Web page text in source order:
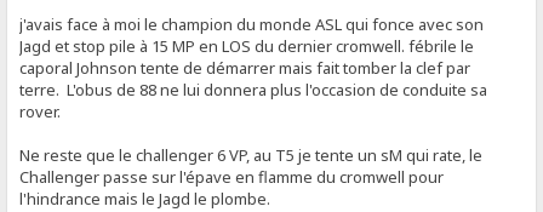
j'avais face à moi le champion du monde ASL qui fonce avec son
Jagd et stop pile à 15 MP en LOS du dernier cromwell. fébrile le
caporal Johnson tente de démarrer mais fait tomber la clef par
terre. L'obus de 88 ne lui donnera plus l'occasion de conduite sa
rover.
Ne reste que le challenger 6 VP, au T5 je tente un sM qui rate, le
Challenger passe sur l'épave en flamme du cromwell pour
l'hindrance mais le Jagd le plombe.